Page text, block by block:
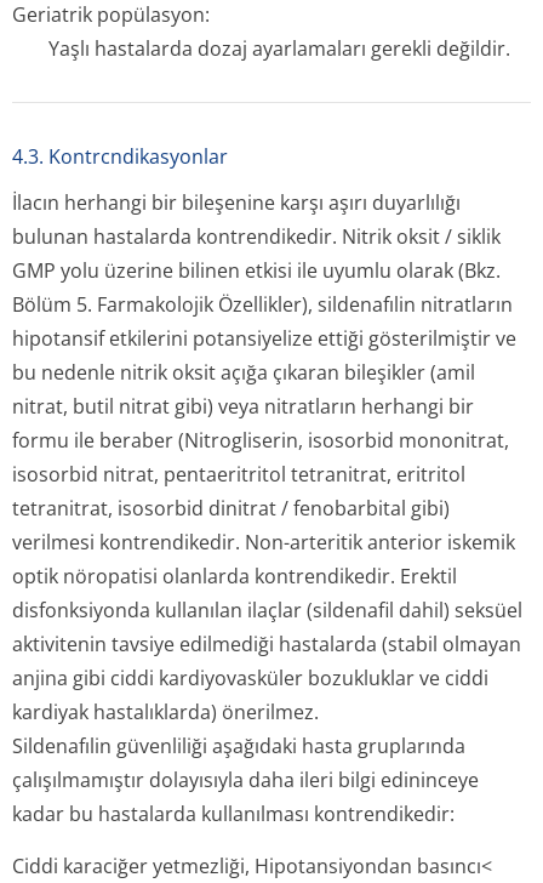
Geriatrik popülasyon:
Yaşlı hastalarda dozaj ayarlamaları gerekli değildir.
4.3. Kontrcndikasyonlar
İlacın herhangi bir bileşenine karşı aşırı duyarlılığı
bulunan hastalarda kontrendikedir. Nitrik oksit / siklik
GMP yolu üzerine bilinen etkisi ile uyumlu olarak (Bkz.
Bölüm 5. Farmakolojik Özellikler), sildenafılin nitratların
hipotansif etkilerini potansiyelize ettiği gösterilmiştir ve
bu nedenle nitrik oksit açığa çıkaran bileşikler (amil
nitrat, butil nitrat gibi) veya nitratların herhangi bir
formu ile beraber (Nitrogliserin, isosorbid mononitrat,
isosorbid nitrat, pentaeritritol tetranitrat, eritritol
tetranitrat, isosorbid dinitrat / fenobarbital gibi)
verilmesi kontrendikedir. Non-arteritik anterior iskemik
optik nöropatisi olanlarda kontrendikedir. Erektil
disfonksiyonda kullanılan ilaçlar (sildenafil dahil) seksüel
aktivitenin tavsiye edilmediği hastalarda (stabil olmayan
anjina gibi ciddi kardiyovasküler bozukluklar ve ciddi
kardiyak hastalıklarda) önerilmez.
Sildenafılin güvenliliği aşağıdaki hasta gruplarında
çalışılmamıştır dolayısıyla daha ileri bilgi edininceye
kadar bu hastalarda kullanılması kontrendikedir:
Ciddi karaciğer yetmezliği, Hipotansiyondan basıncı<